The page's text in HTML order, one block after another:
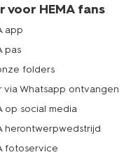
voor HEMA fans
app
pas
folders
via Whatsapp ontvangen
op social media
herontwerpwedstrijd
fotoservice